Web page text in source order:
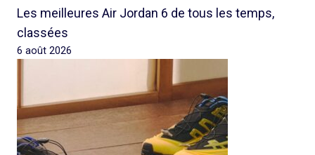
Les meilleures Air Jordan 6 de tous les temps,
classées
6 août 2026